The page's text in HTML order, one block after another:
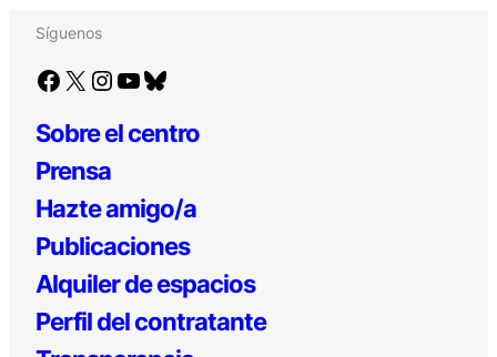
Síguenos
Facebook X Instagram YouTube Bluesky
Sobre el centro
Prensa
Hazte amigo/a
Publicaciones
Alquiler de espacios
Perfil del contratante